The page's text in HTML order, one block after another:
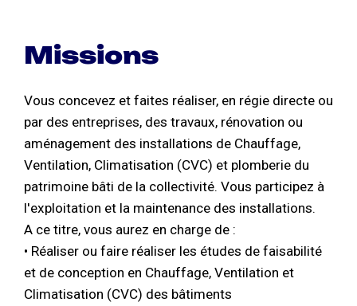
Missions
Vous concevez et faites réaliser, en régie directe ou
par des entreprises, des travaux, rénovation ou
aménagement des installations de Chauffage,
Ventilation, Climatisation (CVC) et plomberie du
patrimoine bâti de la collectivité. Vous participez à
l'exploitation et la maintenance des installations.
A ce titre, vous aurez en charge de :
• Réaliser ou faire réaliser les études de faisabilité
et de conception en Chauffage, Ventilation et
Climatisation (CVC) des bâtiments